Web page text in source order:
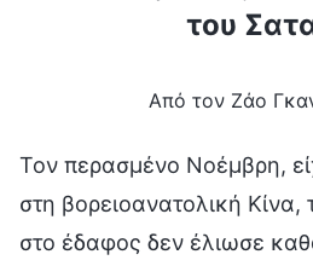
του
Από τον Ζάο
Τον περασμένο Νοέμβρη,
στη βορειοανατολική Κίνα,
στο έδαφος δεν έλιωσε